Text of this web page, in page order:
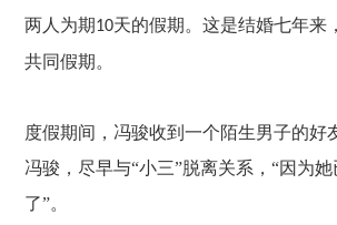
两人为期10天的假期。这是结婚七年来
共同假期。
度假期间，冯骏收到一个陌生男子的好
冯骏，尽早与“小三”脱离关系，“因为
了”。